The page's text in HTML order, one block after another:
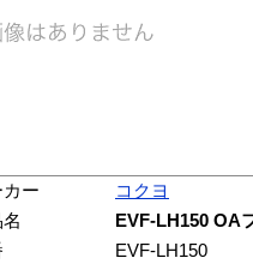
カー
コクヨ
EVF-LH150 OA
EVF-LH150